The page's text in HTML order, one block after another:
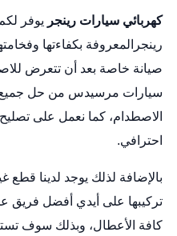
كهربائي سيارات رينجر يوفر
رينجرالمعروفة بكفاءتها
صيانة خاصة بعد أن تتعرض
سيارات مرسيدس من حل جميع
الاصطدام، كما نعمل على
احترافي.
بالإضافة لذلك يوجد لدينا قطع
تركيبها على أيدي أفضل
كافة الأعطال، وبذلك سوف